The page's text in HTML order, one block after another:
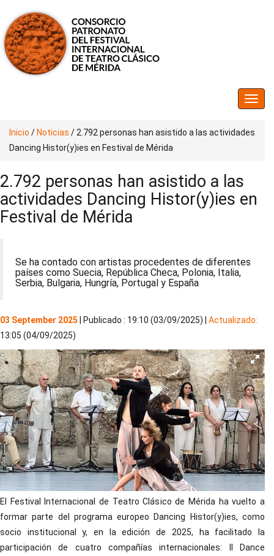
Inicio / Noticias / 2.792 personas han asistido a las actividades
Dancing Histor(y)ies en Festival de Mérida
2.792 personas han asistido a las
actividades Dancing Histor(y)ies en
Festival de Mérida
Se ha contado con artistas procedentes de diferentes
países como Suecia, República Checa, Polonia, Italia,
Serbia, Bulgaria, Hungría, Portugal y España
03 September 2025 | Publicado : 19:10 (03/09/2025) | Actualizado:
13:05 (04/09/2025)
El Festival Internacional de Teatro Clásico de Mérida ha vuelto a
formar parte del programa europeo Dancing Histor(y)ies, como
socio institucional y, en la edición de 2025, ha facilitado la
participación de cuatro compañías internacionales: Il Dance